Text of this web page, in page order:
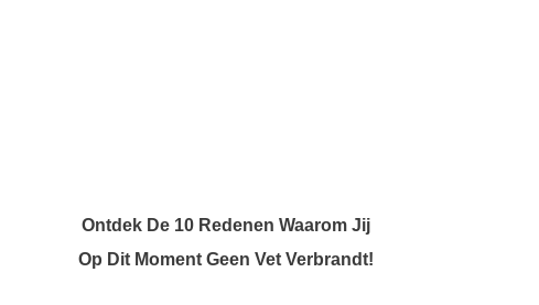
Ontdek De 10 Redenen Waarom Jij
Op Dit Moment Geen Vet Verbrandt!